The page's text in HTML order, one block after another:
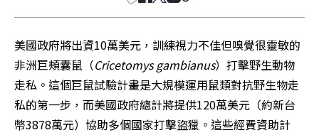
美國政府將出資10萬美元，訓練視力不佳但嗅覺很靈敏的
非洲巨頰囊鼠（Cricetomys gambianus）打擊野生動物
走私。這個巨鼠試驗計畫是大規模運用鼠類對抗野生物走
私的第一步，而美國政府總計將提供120萬美元（約新台
幣3878萬元）協助多個國家打擊盜獵。這些經費資助計